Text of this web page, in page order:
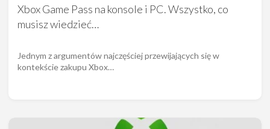
Xbox Game Pass na konsole i PC. Wszystko, co
musisz wiedzieć…
Jednym z argumentów najczęściej przewijających się w
kontekście zakupu Xbox…